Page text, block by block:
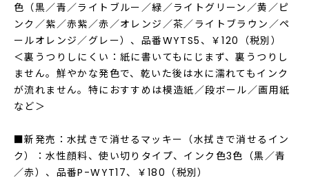
色（黒／青／ライトブルー／緑／ライトグリーン／黄／ピ
ンク／紫／赤紫／赤／オレンジ／茶／ライトブラウン／ペ
ールオレンジ／グレー）、品番WYTS5、￥120（税別）
＜裏うつりしにくい：紙に書いてもにじまず、裏うつりし
ません。鮮やかな発色で、乾いた後は水に濡れてもインク
が流れません。特におすすめは模造紙／段ボール／画用紙
など＞
■新発売：水拭きで消せるマッキー（水拭きで消せるイン
ク）：水性顔料、使い切りタイプ、インク色3色（黒／青
／赤）、品番P-WYT17、￥180（税別）